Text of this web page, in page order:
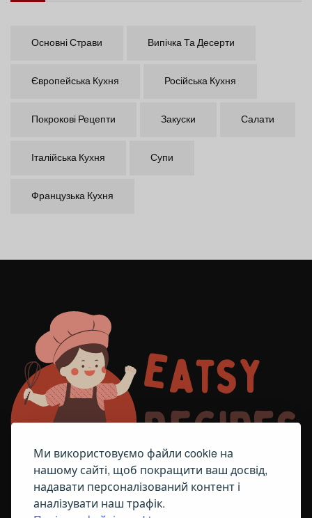
Ми використовуємо файли cookie на
нашому сайті, щоб покращити ваш досвід,
надавати персоналізований контент і
аналізувати наш трафік.
Основні Страви Випічка Та Десерти
Європейська Кухня Російська Кухня
Покрокові Рецепти Закуски Салати
Італійська Кухня Супи
Французька Кухня